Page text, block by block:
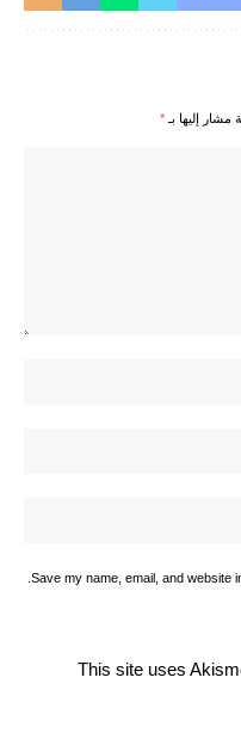
مشار إليها بـ *
Save my name, email, and website
This site uses